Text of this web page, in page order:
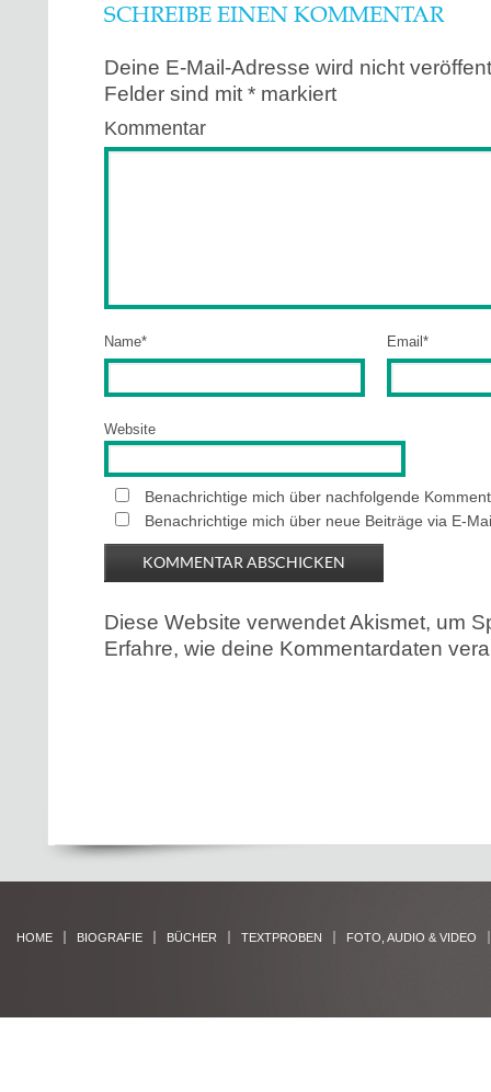
SCHREIBE EINEN KOMMENTAR
Deine E-Mail-Adresse wird nicht
Felder sind mit * markiert
Kommentar
Name* Email *
Website
Benachrichtige mich über nachfolgende
Benachrichtige mich über neue Beiträge via E-
Diese Website verwendet Akismet, um
Erfahre, wie deine Kommentardaten
HOME BIOGRAFIE BÜCHER TEXTPROBEN FOTO, AUDIO & VIDEO